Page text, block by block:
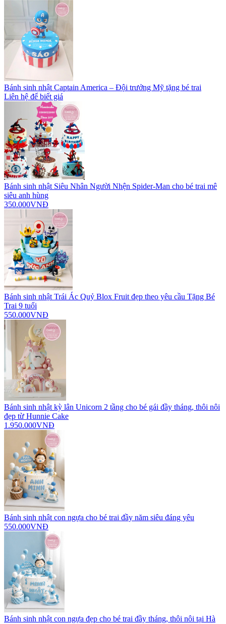
Bánh sinh nhật Captain America – Đội trưởng Mỹ tặng bé trai
Liên hệ để biết giá
Bánh sinh nhật Siêu Nhân Người Nhện Spider-Man cho bé trai mê
siêu anh hùng
350.000VNĐ
Bánh sinh nhật Trái Ác Quỷ Blox Fruit đẹp theo yêu cầu Tặng Bé
Trai 9 tuổi
550.000VNĐ
Bánh sinh nhật kỳ lân Unicorn 2 tầng cho bé gái đầy tháng, thôi nôi
đẹp từ Hunnie Cake
1.950.000VNĐ
Bánh sinh nhật con ngựa cho bé trai đầy năm siêu đáng yêu
550.000VNĐ
Bánh sinh nhật con ngựa đẹp cho bé trai đầy tháng, thôi nôi tại Hà